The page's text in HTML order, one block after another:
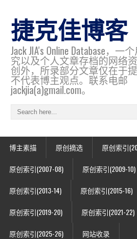
捷克佳博客
Jack JIA's Online Database，
究以及个人文章存档的网络
创外，所录部分文章仅在于
不代表博主观点。联系电邮
jackjia(a)gmail.com。
博主素描 原创摘选 原创索引
原创索引(2007-08) 原创索引(2009-10)
原创索引(2013-14) 原创索引(2015-16)
原创索引(2019-20) 原创索引(2021-22)
原创索引(2025-26) 网站收录